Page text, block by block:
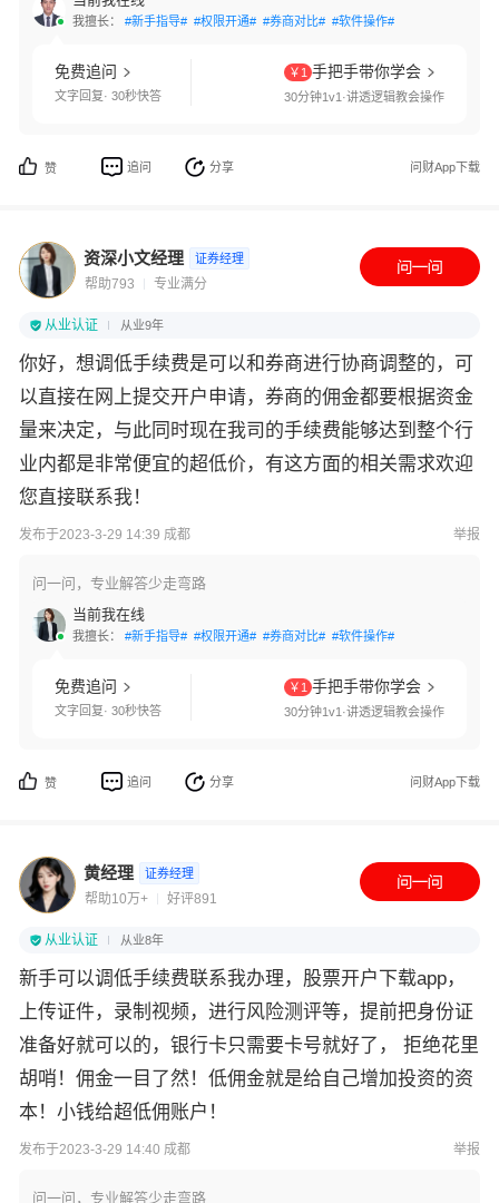
我擅长： #新手指导# #权限开通# #券商对比# #软件操作#
免费追问
文字回复· 30秒快答
￥1 手把手带你学会
30分钟1v1·讲透逻辑教会操作
赞 追问 分享 问财App下载
资深小文经理 证券经理
帮助793 专业满分
从业认证 从业9年
你好，想调低手续费是可以和券商进行协商调整的，可
以直接在网上提交开户申请，券商的佣金都要根据资金
量来决定，与此同时现在我司的手续费能够达到整个行
业内都是非常便宜的超低价，有这方面的相关需求欢迎
您直接联系我！
发布于2023-3-29 14:39 成都 举报
问一问，专业解答少走弯路
当前我在线
我擅长： #新手指导# #权限开通# #券商对比# #软件操作#
免费追问
文字回复· 30秒快答
￥1 手把手带你学会
30分钟1v1·讲透逻辑教会操作
赞 追问 分享 问财App下载
黄经理 证券经理
帮助10万+ 好评891
从业认证 从业8年
新手可以调低手续费联系我办理，股票开户下载app，
上传证件，录制视频，进行风险测评等，提前把身份证
准备好就可以的，银行卡只需要卡号就好了， 拒绝花里
胡哨！佣金一目了然！低佣金就是给自己增加投资的资
本！小钱给超低佣账户！
发布于2023-3-29 14:40 成都 举报
问一问，专业解答少走弯路